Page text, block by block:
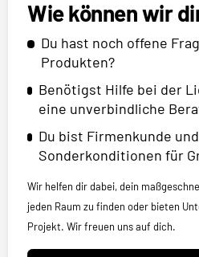
Wie können wir
Du hast noch offene
Produkten?
Benötigst Hilfe bei der
eine unverbindliche
Du bist Firmenkunde
Sonderkonditionen für
Wir helfen dir dabei, dein
jeden Raum zu finden oder bieten
Projekt. Wir freuen uns auf dich.